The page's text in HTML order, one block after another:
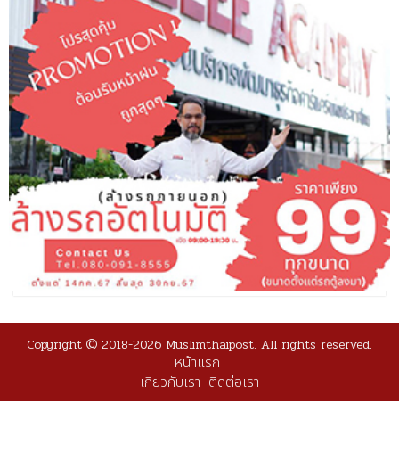
Copyright 2018-2026 Muslimthaipost. All rights reserved.
หน้าแรก
เกี่ยวกับเรา ติดต่อเรา